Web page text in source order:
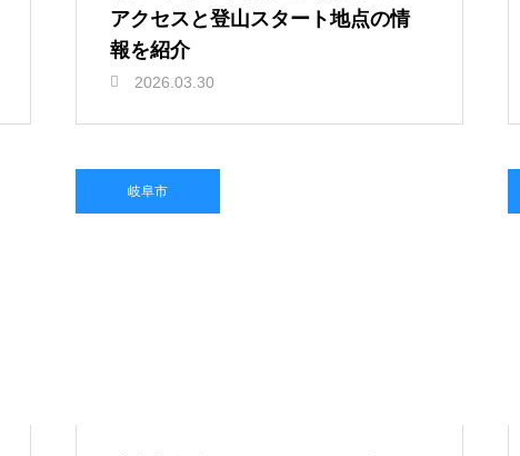
アクセスと登山スタート地点の情
報を紹介
2026.03.30
岐阜市